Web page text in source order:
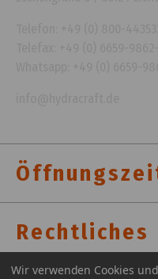
Rechtliches
Wir verwenden Cookies